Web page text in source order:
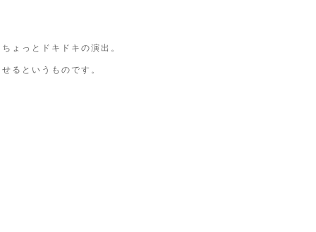
ょっとドキドキの演出。
るというものです。